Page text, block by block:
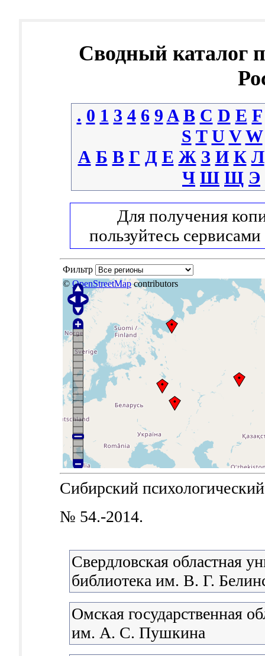
Сводный каталог
. 0 1 3 4 6 9 A B C D E F
S T U V W
А Б В Г Д Е Ж З И К Л
Ч Ш Щ Э
Для получения
пользуйтесь сервисами
Фильтр
© OpenStreetMapcontributors
Сибирский
№ 54.-2014.
Свердловская областная
библиотека им. В. Г.
Омская государственная
им. А. С. Пушкина